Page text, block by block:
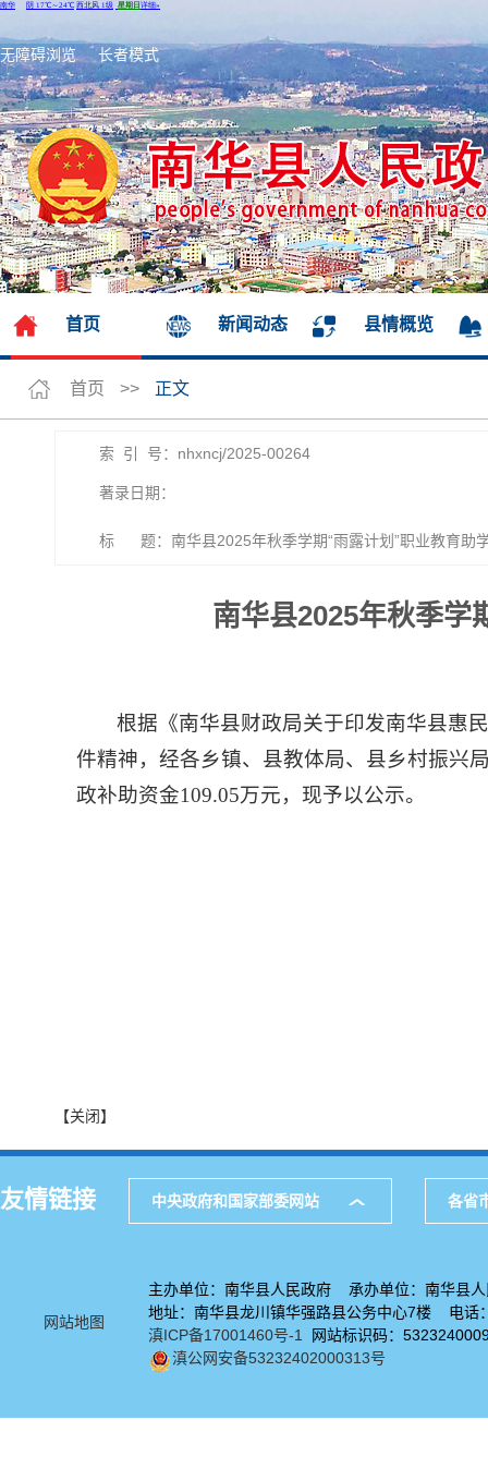
无障碍浏览 长者模式
首页 新闻动态 县情概览
首页 >> 正文
索 引 号：nhxncj/2025-00264
著录日期：
标 题：南华县2025年秋季学期“雨露计划”职业教育助
南华县2025年秋季学
根据《南华县财政局关于印发南华县惠
件精神，经各乡镇、县教体局、县乡村振兴
政补助资金109.05万元，现予以公示。
【关闭】
友情链接 中央政府和国家部委网站 各省
网站地图
主办单位：南华县人民政府 承办单位：南华县人
地址：南华县龙川镇华强路县公务中心7楼 电
滇ICP备17001460号-1
网站标识码：
滇公网安备53232402000313号